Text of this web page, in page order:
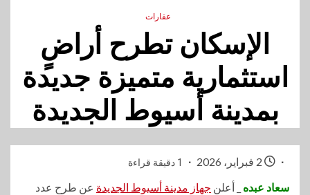
عقارات
الإسكان تطرح أراضٍ
استثمارية متميزة جديدة
بمدينة أسيوط الجديدة
1 دقيقة قراءة
سعاد عبده _ أعلن جهاز مدينة أسيوط الجديدة عن طرح عدد